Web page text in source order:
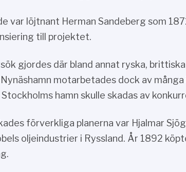
var löjtnant Herman Sandeberg som
till projektet.
gjordes där bland annat ryska,
Nynäshamn motarbetades dock av
hamn skulle skadas av
förverkliga planerna var Hjalmar
oljeindustrier i Ryssland. År 1892